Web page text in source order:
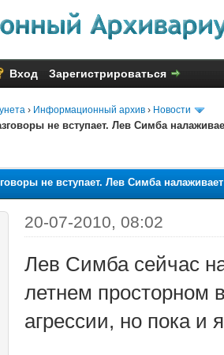
Вход Зарегистрироваться
› Информационный архив › Новости
не вступает. Лев Симба
не вступает. Лев Симба
20-07-2010, 08:02
Лев Симба сейчас
летнем просторном
агрессии, но пока и